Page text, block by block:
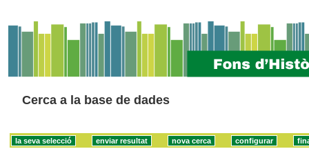
Cerca a la base de dades